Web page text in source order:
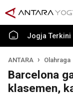
Jogja Terkini
ANTARA Olahraga
Barcelona
klasemen,